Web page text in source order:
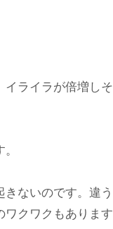
イライラが倍増しそ
ないのです。違う
ワクワクもあります